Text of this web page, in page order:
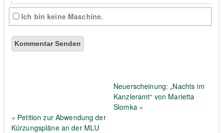
Ich bin keine Maschine.
Neuerscheinung: „Nachts im
Kanzleramt“ von Marietta
Slomka»
« Petition zur Abwendung der
Kürzungspläne an der MLU